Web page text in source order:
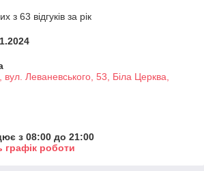
з 63 відгуків за рік
вул. Леваневського, 53, Біла Церква,
з 08:00 до 21:00
графік роботи